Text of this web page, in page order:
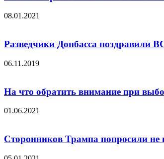
08.01.2021
Разведчики Донбасса поздравили
06.11.2019
На что обратить внимание при
01.06.2021
Сторонников Трампа попросили не